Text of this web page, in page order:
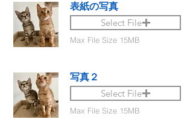
表紙の写真
Select File
Max File Size 15MB
写真２
Select File
Max File Size 15MB